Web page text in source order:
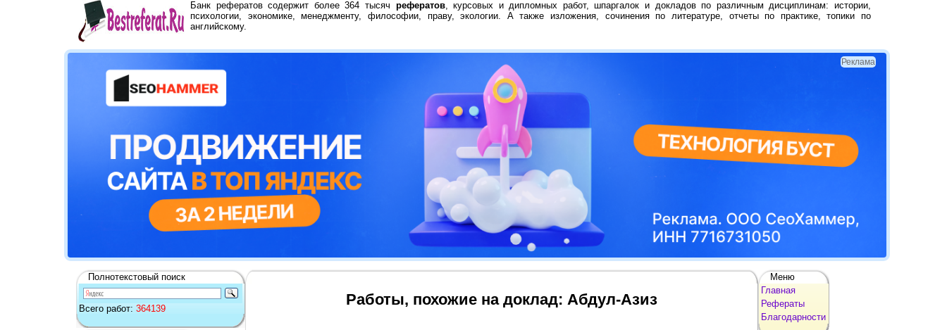
Банк рефератов содержит более 364 тысяч рефератов, курсовых и дипломных работ, шпаргалок и докладов по различным дисциплинам: истории,
психологии, экономике, менеджменту, философии, праву, экологии. А также изложения, сочинения по литературе, отчеты по практике, топики по
английскому.
Реклама
Полнотекстовый поиск
Всего работ: 364139
Работы, похожие на доклад: Абдул-Азиз
Меню
Главная
Рефераты
Благодарности